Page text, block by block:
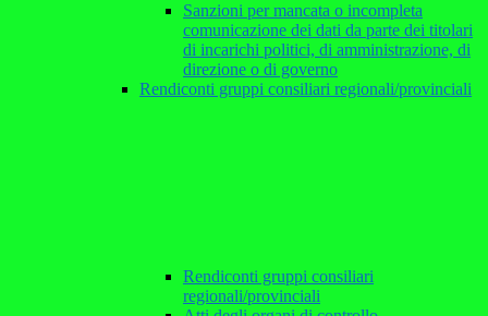
Sanzioni per mancata o incompleta
comunicazione dei dati da parte dei titolari
di incarichi politici, di amministrazione, di
direzione o di governo
Rendiconti gruppi consiliari regionali/provinciali
Rendiconti gruppi consiliari
regionali/provinciali